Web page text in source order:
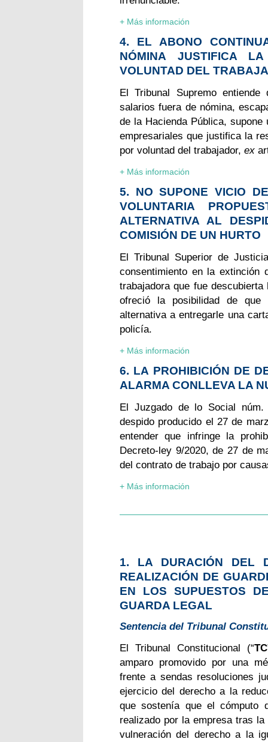
+ Más información
4. EL ABONO
NÓMINA JUSTIFICA
VOLUNTAD DEL
El Tribunal Supremo
salarios fuera de nómina,
de la Hacienda Pública,
empresariales que justifica la
por voluntad del trabajador, ex
+ Más información
5. NO SUPONE VICIO
VOLUNTARIA
ALTERNATIVA AL
COMISIÓN DE UN HURTO
El Tribunal Superior de
consentimiento en la extinción
trabajadora que fue
ofreció la posibilidad de que
alternativa a entregarle una
policía.
+ Más información
6. LA PROHIBICIÓN DE
ALARMA CONLLEVA LA
El Juzgado de lo Social
despido producido el 27 de
entender que infringe la
Decreto-ley 9/2020, de 27 de
del contrato de trabajo por
+ Más información
1. LA DURACIÓN DEL
REALIZACIÓN DE
EN LOS SUPUESTOS
GUARDA LEGAL
Sentencia del Tribunal
El Tribunal Constitucional (“TC
amparo promovido por una
frente a sendas resoluciones
ejercicio del derecho a la
que sostenía que el cómputo
realizado por la empresa tras
vulneración del derecho a la